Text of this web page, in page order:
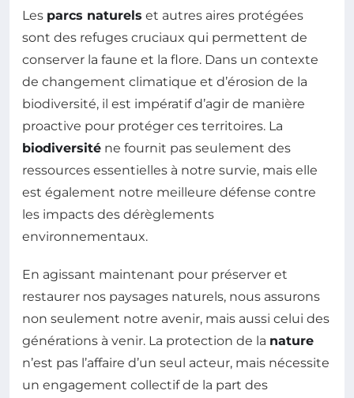
Les parcs naturels et autres aires protégées
sont des refuges cruciaux qui permettent de
conserver la faune et la flore. Dans un contexte
de changement climatique et d’érosion de la
biodiversité, il est impératif d’agir de manière
proactive pour protéger ces territoires. La
biodiversité ne fournit pas seulement des
ressources essentielles à notre survie, mais elle
est également notre meilleure défense contre
les impacts des dérèglements
environnementaux.
En agissant maintenant pour préserver et
restaurer nos paysages naturels, nous assurons
non seulement notre avenir, mais aussi celui des
générations à venir. La protection de la nature
n’est pas l’affaire d’un seul acteur, mais nécessite
un engagement collectif de la part des